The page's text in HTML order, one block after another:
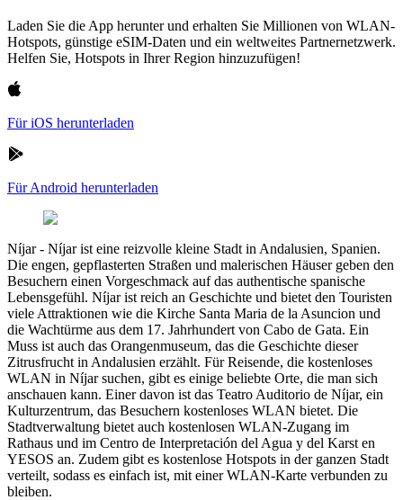
Laden Sie die App herunter und erhalten Sie Millionen von WLAN-
Hotspots, günstige eSIM-Daten und ein weltweites Partnernetzwerk.
Helfen Sie, Hotspots in Ihrer Region hinzuzufügen!
Für iOS herunterladen
Für Android herunterladen
Níjar- Níjar ist eine reizvolle kleine Stadt in Andalusien, Spanien.
Die engen, gepflasterten Straßen und malerischen Häuser geben den
Besuchern einen Vorgeschmack auf das authentische spanische
Lebensgefühl. Níjar ist reich an Geschichte und bietet den Touristen
viele Attraktionen wie die Kirche Santa Maria de la Asuncion und
die Wachtürme aus dem 17. Jahrhundert von Cabo de Gata. Ein
Muss ist auch das Orangenmuseum, das die Geschichte dieser
Zitrusfrucht in Andalusien erzählt. Für Reisende, die kostenloses
WLAN in Níjar suchen, gibt es einige beliebte Orte, die man sich
anschauen kann. Einer davon ist das Teatro Auditorio de Níjar, ein
Kulturzentrum, das Besuchern kostenloses WLAN bietet. Die
Stadtverwaltung bietet auch kostenlosen WLAN-Zugang im
Rathaus und im Centro de Interpretación del Agua y del Karst en
YESOS an. Zudem gibt es kostenlose Hotspots in der ganzen Stadt
verteilt, sodass es einfach ist, mit einer WLAN-Karte verbunden zu
bleiben.